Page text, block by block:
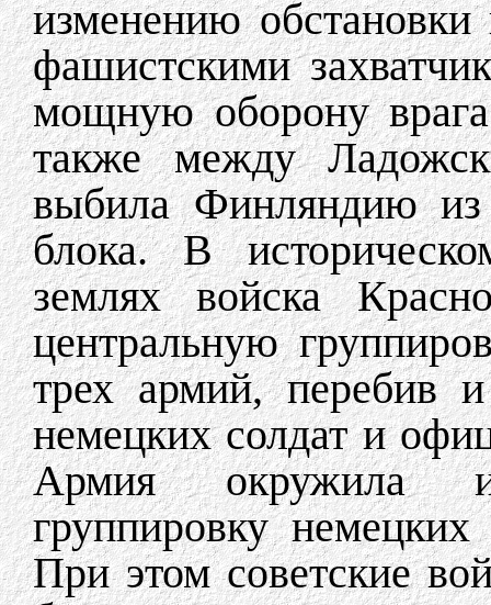
изменению
фашистскими
мощную оборону
также между
выбила Финляндию из
блока. В
землях войска
центральную
трех армий, перебив
немецких солдат и
Армия окружила
группировку
При этом советские